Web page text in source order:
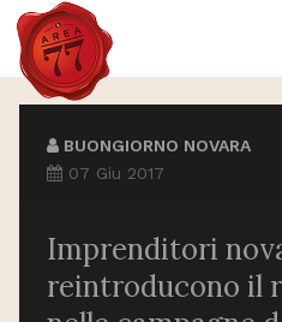
BUONGIORNO NOVARA
07 Giu 2017
Imprenditori
reintroducono il